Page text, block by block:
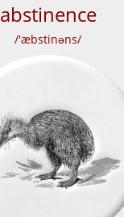
abstinence
/'æbstinəns/